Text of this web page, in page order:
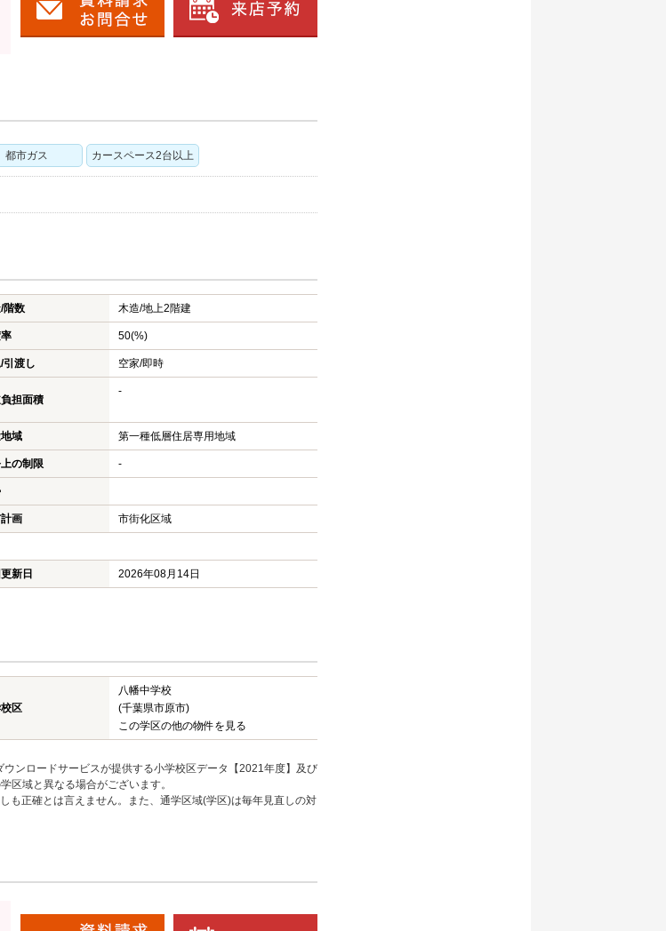
都市ガス カースペース2台以上
階数 木造/地上2階建
50(%)
引渡し 空家/即時
担面積
-
域 第一種低層住居専用地域
の制限 -
画 市街化区域
新日
2026年08月14日
区
八幡中学校
(千葉県市原市)
この学区の他の物件を見る
ンロードサービスが提供する小学校区データ【2021年度】及び
区域と異なる場合がございます。
も正確とは言えません。また、通学区域(学区)は毎年見直しの対